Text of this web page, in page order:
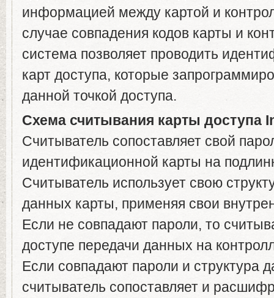
информацией между картой и
случае совпадения кодов карты и
система позволяет проводить
карт доступа, которые
данной точкой доступа.
Схема считывания карты доступа
Считыватель сопоставляет свой
идентификационной карты на
Считыватель использует свою
данных карты, применяя свои
Если не совпадают пароли, то
доступе передачи данных на
Если совпадают пароли и структура
считыватель сопоставляет и